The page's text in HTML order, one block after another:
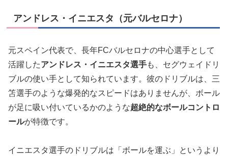
アンドレス・イニエスタ（元バルセロナ）
元スペイン代表で、長年FCバルセロナの中心選手として
活躍したアンドレス・イニエスタ選手も、セグウェイドリ
ブルの使い手として知られています。彼のドリブルは、三
笘選手のような爆発的なスピードはありませんが、ボール
が足に吸い付いているかのような超絶的なボールコントロ
ールが特徴です。
イニエスタ選手のドリブルは「ボールを運ぶ」というより